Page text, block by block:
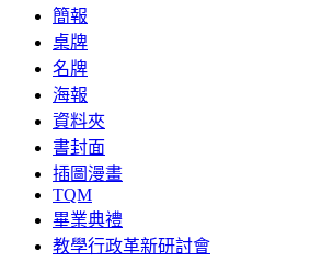
簡報
桌牌
名牌
海報
資料夾
書封面
插圖漫畫
TQM
畢業典禮
教學行政革新研討會